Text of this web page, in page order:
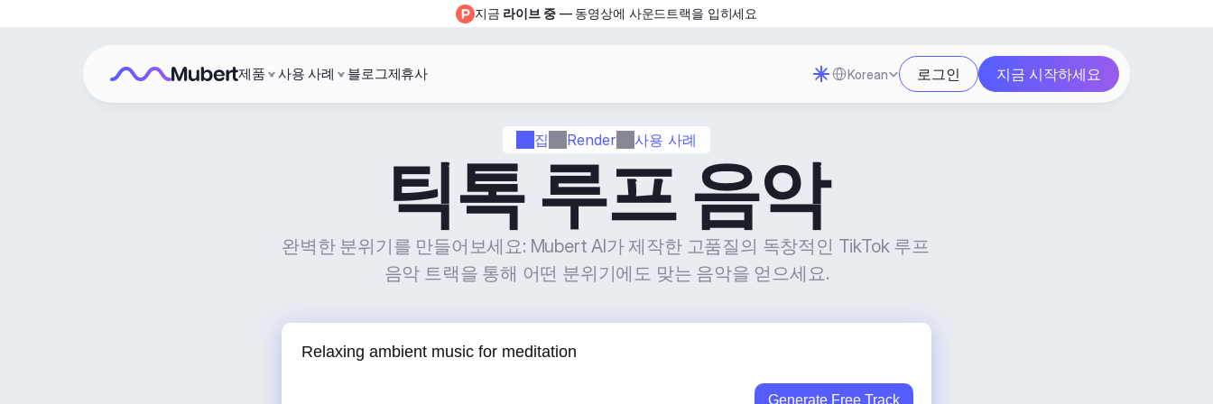
집 Render 사용 사례
틱톡 루프 음악
완벽한 분위기를 만들어보세요: Mubert AI가 제작한 고품질의 독창적인 TikTok 루프
음악 트랙을 통해 어떤 분위기에도 맞는 음악을 얻으세요.
Generate Free Track
지금 라이브 중 — 동영상에 사운드트랙을 입히세요
제품 사용 사례 블로그제휴사 Select Language
Korean 로그인 지금 시작하세요